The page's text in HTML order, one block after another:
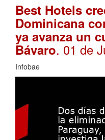
Best Hotels
Dominicana
ya avanza un
Bávaro. 01 de
Infobae